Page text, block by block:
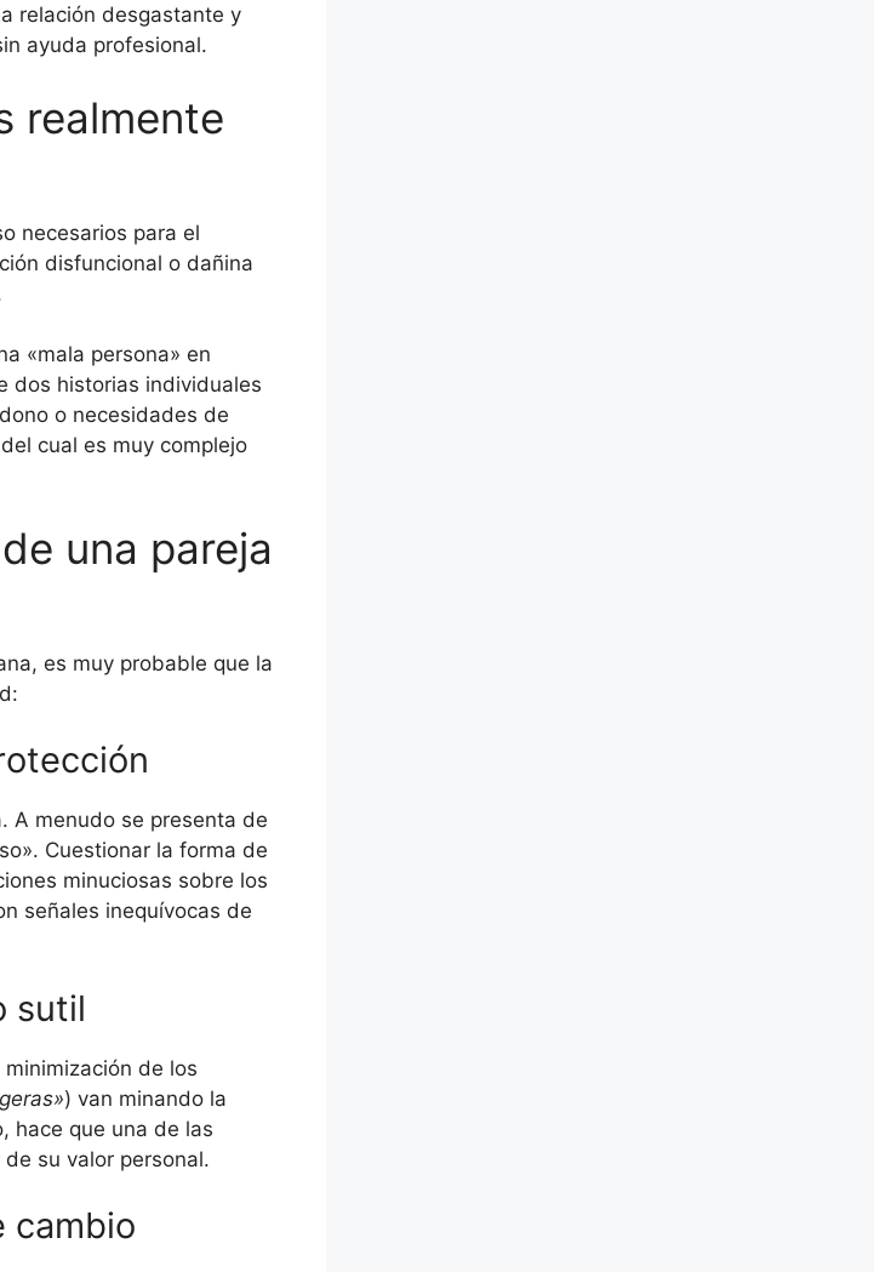
relación desgastante y
ayuda profesional.
realmente
necesarios para el
disfuncional o dañina
«mala persona» en
dos historias individuales
o necesidades de
cual es muy complejo
una pareja
es muy probable que la
A menudo se presenta de
Cuestionar la forma de
minuciosas sobre los
señales inequívocas de
sutil
de los
) van minando la
hace que una de las
su valor personal.
cambio